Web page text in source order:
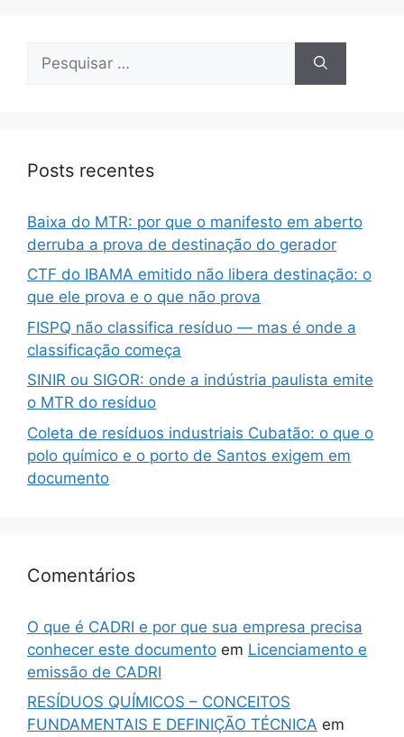
Posts recentes
Baixa do MTR: por que o manifesto em aberto
derruba a prova de destinação do gerador
CTF do IBAMA emitido não libera destinação: o
que ele prova e o que não prova
FISPQ não classifica resíduo — mas é onde a
classificação começa
SINIR ou SIGOR: onde a indústria paulista emite
o MTR do resíduo
Coleta de resíduos industriais Cubatão: o que o
polo químico e o porto de Santos exigem em
documento
Comentários
O que é CADRI e por que sua empresa precisa
conhecer este documento em Licenciamento e
emissão de CADRI
RESÍDUOS QUÍMICOS – CONCEITOS
FUNDAMENTAIS E DEFINIÇÃO TÉCNICA em